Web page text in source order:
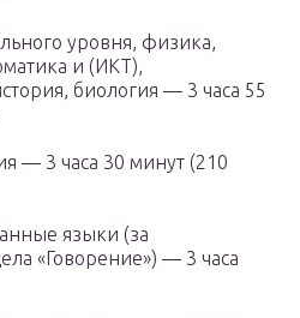
уровня, физика,
и (ИКТ),
биология — 3 часа 55
— 3 часа 30 минут (210
языки (за
«Говорение») — 3 часа